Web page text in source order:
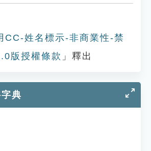
CC-姓名標示-非商業性-禁
版授權條款 」釋出
典